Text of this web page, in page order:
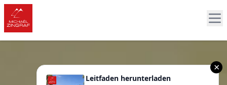
×
Leitfaden herunterladen